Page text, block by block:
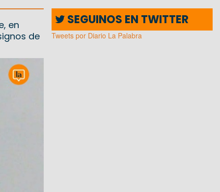
en
de
SEGUINOS EN TWITTER
Tweets por Diario La Palabra